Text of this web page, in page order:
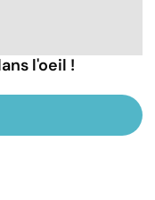
l'oeil !